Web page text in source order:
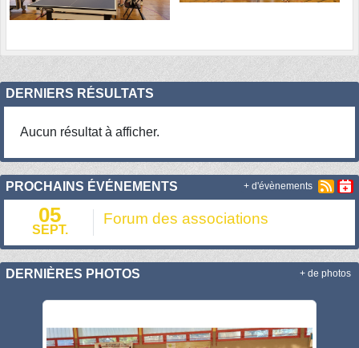
DERNIERS RÉSULTATS
Aucun résultat à afficher.
PROCHAINS ÉVÉNEMENTS
05
SEPT.
Forum des associations
+ d'évènements
DERNIÈRES PHOTOS + de photos